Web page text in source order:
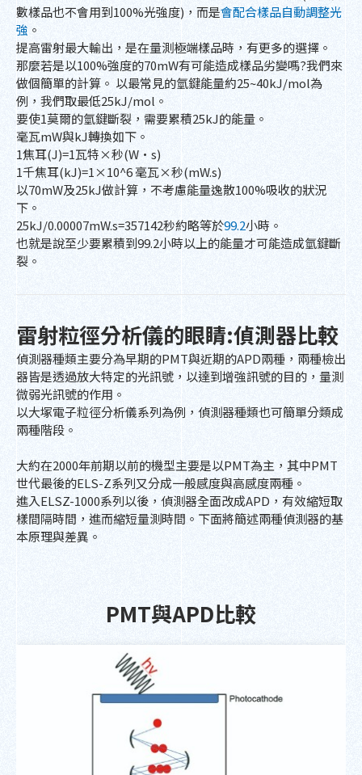
數樣品也不會用到100%光強度)，而是會配合樣品自動調整光
強 。
提高雷射最大輸出，是在量測極端樣品時，有更多的選擇。
那麼若是以100%強度的70mW有可能造成樣品劣變嗎?我們來
做個簡單的計算。 以最常見的氫鍵能量約25~40kJ/mol為
例，我們取最低25kJ/mol。
要使1莫爾的氫鍵斷裂，需要累積25kJ的能量。
毫瓦mW與kJ轉換如下。
1焦耳(J)=1瓦特×秒(W·s)
1千焦耳(kJ)=1×10^6 毫瓦×秒(mW.s)
以70mW及25kJ做計算，不考慮能量逸散100%吸收的狀況
下。
25kJ/0.00007mW.s=357142秒約略等於99.2小時。
也就是說至少要累積到99.2小時以上的能量才可能造成氫鍵斷
裂。
雷射粒徑分析儀的眼睛:偵測器比較
偵測器種類主要分為早期的PMT與近期的APD兩種，兩種檢出
器皆是透過放大特定的光訊號，以達到增強訊號的目的，量測
微弱光訊號的作用。
以大塚電子粒徑分析儀系列為例，偵測器種類也可簡單分類成
兩種階段。
大約在2000年前期以前的機型主要是以PMT為主，其中PMT
世代最後的ELS-Z系列又分成一般感度與高感度兩種。
進入ELSZ-1000系列以後，偵測器全面改成APD，有效縮短取
樣間隔時間，進而縮短量測時間。下面將簡述兩種偵測器的基
本原理與差異。
PMT與APD比較